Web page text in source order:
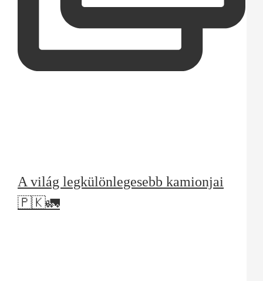
A világ legkülönlegesebb kamionjai
🇵🇰🚛